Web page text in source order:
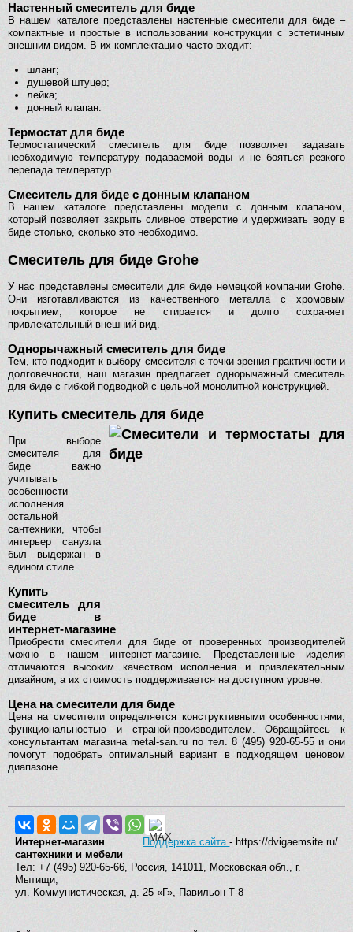
Настенный смеситель для биде
В нашем каталоге представлены настенные смесители для биде –
компактные и простые в использовании конструкции с эстетичным
внешним видом. В их комплектацию часто входит:
шланг;
душевой штуцер;
лейка;
донный клапан.
Термостат для биде
Термостатический смеситель для биде позволяет задавать
необходимую температуру подаваемой воды и не бояться резкого
перепада температур.
Смеситель для биде с донным клапаном
В нашем каталоге представлены модели с донным клапаном,
который позволяет закрыть сливное отверстие и удерживать воду в
биде столько, сколько это необходимо.
Смеситель для биде Grohe
У нас представлены смесители для биде немецкой компании Grohe.
Они изготавливаются из качественного металла с хромовым
покрытием, которое не стирается и долго сохраняет
привлекательный внешний вид.
Однорычажный смеситель для биде
Тем, кто подходит к выбору смесителя с точки зрения практичности и
долговечности, наш магазин предлагает однорычажный смеситель
для биде с гибкой подводкой с цельной монолитной конструкцией.
Купить смеситель для биде
При выборе
смесителя для
биде важно
учитывать
особенности
исполнения
остальной
сантехники, чтобы
интерьер санузла
был выдержан в
едином стиле.
Купить
смеситель для
биде в
интернет-магазине
Приобрести смесители для биде от проверенных производителей
можно в нашем интернет-магазине. Представленные изделия
отличаются высоким качеством исполнения и привлекательным
дизайном, а их стоимость поддерживается на доступном уровне.
Цена на смесители для биде
Цена на смесители определяется конструктивными особенностями,
функциональностью и страной-производителем. Обращайтесь к
консультантам магазина metal-san.ru по тел. 8 (495) 920-65-55 и они
помогут подобрать оптимальный вариант в подходящем ценовом
диапазоне.
Поддержка сайта- https://dvigaemsite.ru/
Интернет-магазин
сантехники и мебели
Тел: +7 (495) 920-65-66, Россия, 141011, Московская обл., г.
Мытищи,
ул. Коммунистическая, д. 25 «Г», Павильон Т-8